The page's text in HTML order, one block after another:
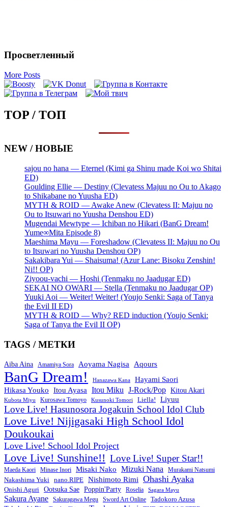
Просветленный
More Posts
TOP / ТОП
NEW / НОВЫЕ
sajou no hana — Eternel (Kimi ga Shinu made Koi wo Shitai
ED)
Goulding Ellie — Destiny (Clevatess Majuu no Ou to Akago
to Shikabane no Yuusha ED)
MYTH & ROID — Awake Anew (Clevatess II: Majuu no
Ou to Itsuwari no Yuusha Denshou ED)
Mugendai Mewtype — Ichiban no Hikari (BanG Dream!
Yume∞Mita Episode 8)
Maeshima Mayu — Foreshadow (Clevatess II: Majuu no Ou
to Itsuwari no Yuusha Denshou OP)
Sakakibara Yui — Shaisuma! (Azur Lane: Bisoku Zenshin!
Ni!! OP)
Ziyoou-vachi — Hoshi (Tenmaku no Jaadugar ED)
SEKAI NO OWARI — Stella (Tenmaku no Jaadugar OP)
Yuuki Aoi — Weiter! Weiter! (Youjo Senki: Saga of Tanya
the Evil II ED)
MYTH & ROID — Why? RED induction (Youjo Senki:
Saga of Tanya the Evil II OP)
TAGS / МЕТКИ
Aiba Aina Amamiya Sora Aoyama Nagisa Aqours
BanG Dream! Hanazawa Kana
Hayami Saori
Hikasa Youko
Itou Ayasa Itou Miku J-Rock/Pop Kitou Akari
Kubota Miyu Kurosawa Tomoyo Kusunoki Tomori Liella! Liyuu
Love Live! Hasunosora Jogakuin School Idol Club
Love Live! Nijigasaki High School Idol
Doukoukai
Love Live! School Idol Project
Love Live! Sunshine!! Love Live! Super Star!!
Maeda Kaori Minase Inori Misaki Nako Mizuki Nana Murakami Natsumi
Nakashima Yuki nano.RIPE Nishimoto Rimi Ohashi Ayaka
Onishi Aguri Ootsuka Sae Poppin'Party Roselia Sagara Mayu
Sakura Ayane Sakuragawa Megu Sword Art Online Tadokoro Azusa